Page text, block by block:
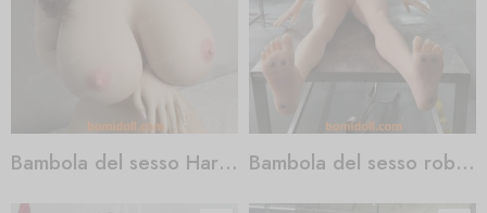
Bambola del sesso Harmony Porno Bambola del sesso robot giapponese